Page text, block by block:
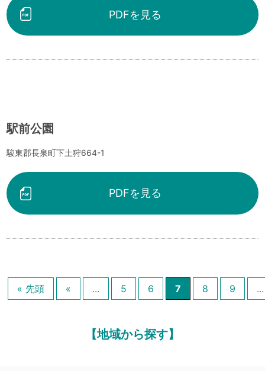
PDFを見る
駅前公園
駿東郡長泉町下土狩664-1
PDFを見る
« 先頭 « ... 5 6 7 8 9 ...
【地域から探す】